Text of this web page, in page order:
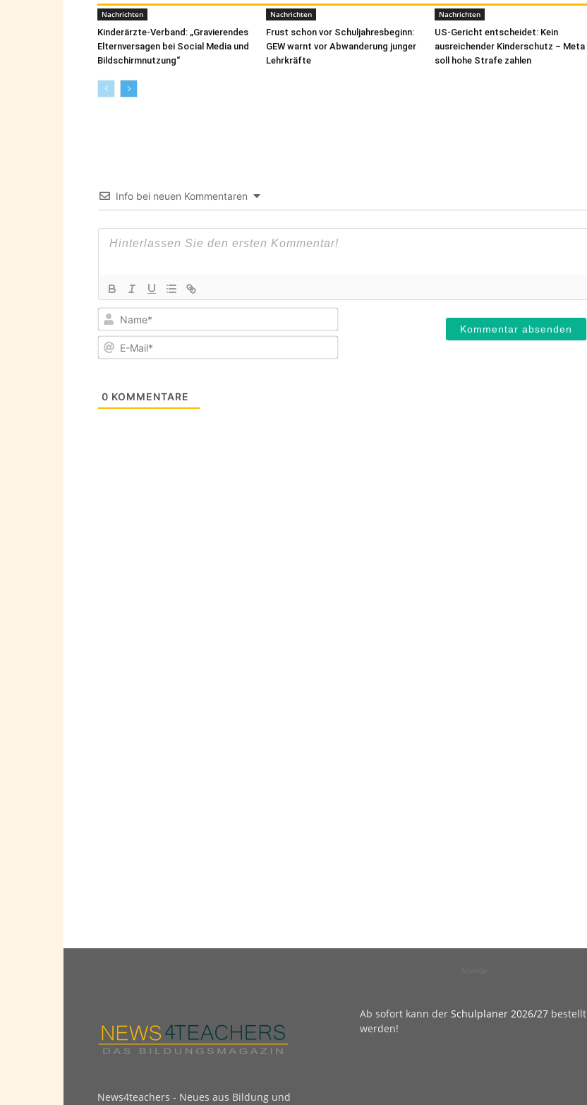
Nachrichten
Kinderärzte-Verband: „Gravierendes
Elternversagen bei Social Media und
Bildschirmnutzung“
Nachrichten
Frust schon vor Schuljahresbeginn:
GEW warnt vor Abwanderung junger
Lehrkräfte
Nachrichten
US-Gericht entscheidet: Kein
ausreichender Kinderschutz – Meta
soll hohe Strafe zahlen
Info bei neuen Kommentaren
Name*
E-
0 KOMMENTARE
News4teachers - Neues aus Bildung und
Ab sofort kann der Schulplaner 2026/27 bestellt
werden!